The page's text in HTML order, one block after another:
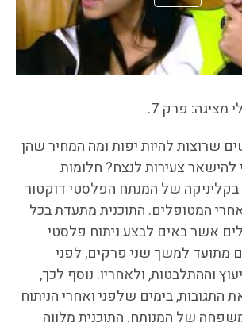
שרוצות להיות יפות ומה המחיר שהן
להישאר צעירות לנצח? חלומות
של המנתח הפלסטי דוקטור
המטופלים. התוכנית מתעדת בכל
2 מטופלים אשר באים לבצע ניתוח פלסטי
מתועד למשך שני פרקים, לפני
וההתלבטות, ולאחריו. נוסף לכך,
התגובות, בימים שלפני ואחרי הניתוח
של המנותח. התוכנית מלווה